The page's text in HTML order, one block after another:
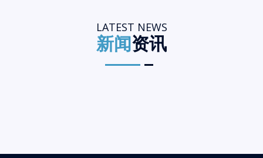
LATEST NEWS
新闻资讯